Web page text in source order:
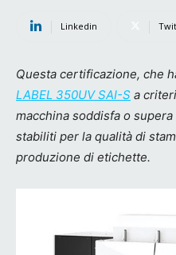
Linkedin
Questa certificazione, che
LABEL 350UV SAI-S a
macchina soddisfa o
stabiliti per la qualità di
produzione di etichette.